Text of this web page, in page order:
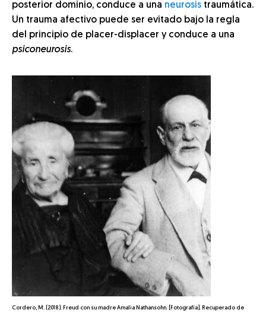
posterior dominio, conduce a una neurosis traumática.
Un trauma afectivo puede ser evitado bajo la regla
del principio de placer-displacer y conduce a una
psiconeurosis.
Cordero, M. (2018). Freud con su madre Amalia Nathansohn. [Fotografía]. Recuperado de